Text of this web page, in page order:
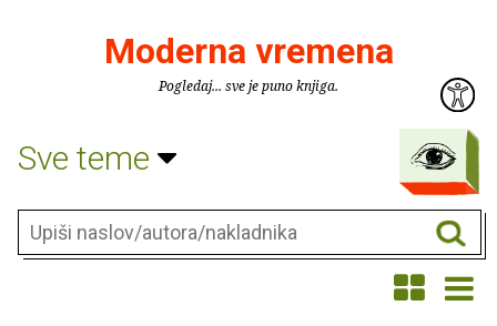
Moderna vremena
Pogledaj... sve je puno knjiga.
Sve teme